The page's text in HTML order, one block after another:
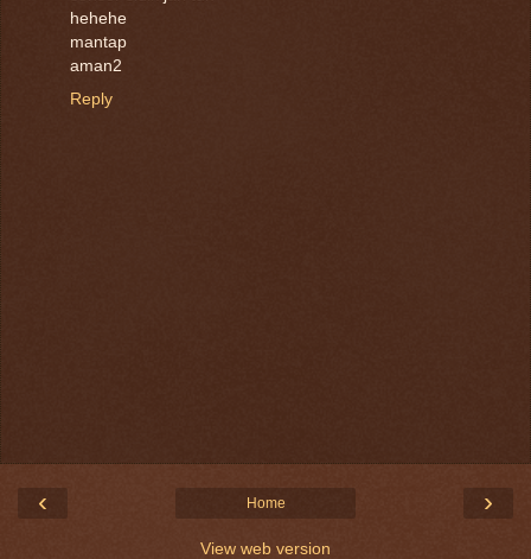
hehehe
mantap
aman2
Reply
‹ ›
Home
View web version